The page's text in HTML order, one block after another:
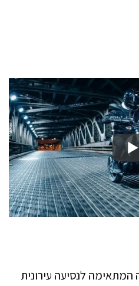
המתאימה לנסיעה עירונית